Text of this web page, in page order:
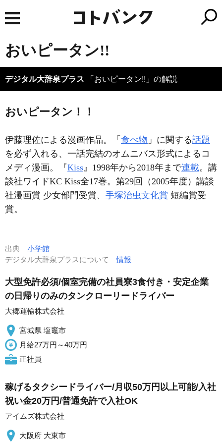
おいピータン!!
デジタル大辞泉プラス 「おいピータン!!」の解説
おいピータン！！
伊藤理佐による漫画作品。「 食べ物 」に関する話題
を必ず入れる、一話完結のオムニバス形式によるコ
メディ漫画。『Kiss』1998年から2018年まで連載。講
談社ワイドKC Kiss全17巻。第29回（2005年度）講談
社漫画賞 少女部門受賞、 手塚治虫文化賞 短編賞受
賞。
出典 小学館
デジタル大辞泉プラスについて情報
大型免許必須/個室完備の社員寮3食付き・安定企業
の日帰りのみのタンクローリードライバー
大郷運輸株式会社
宮城県 塩竈市
月給27万円～40万円
正社員
稼げるタクシードライバー/月収50万円以上可能/入社
祝い金20万円/普通免許で入社OK
アイムズ株式会社
大阪府 大東市